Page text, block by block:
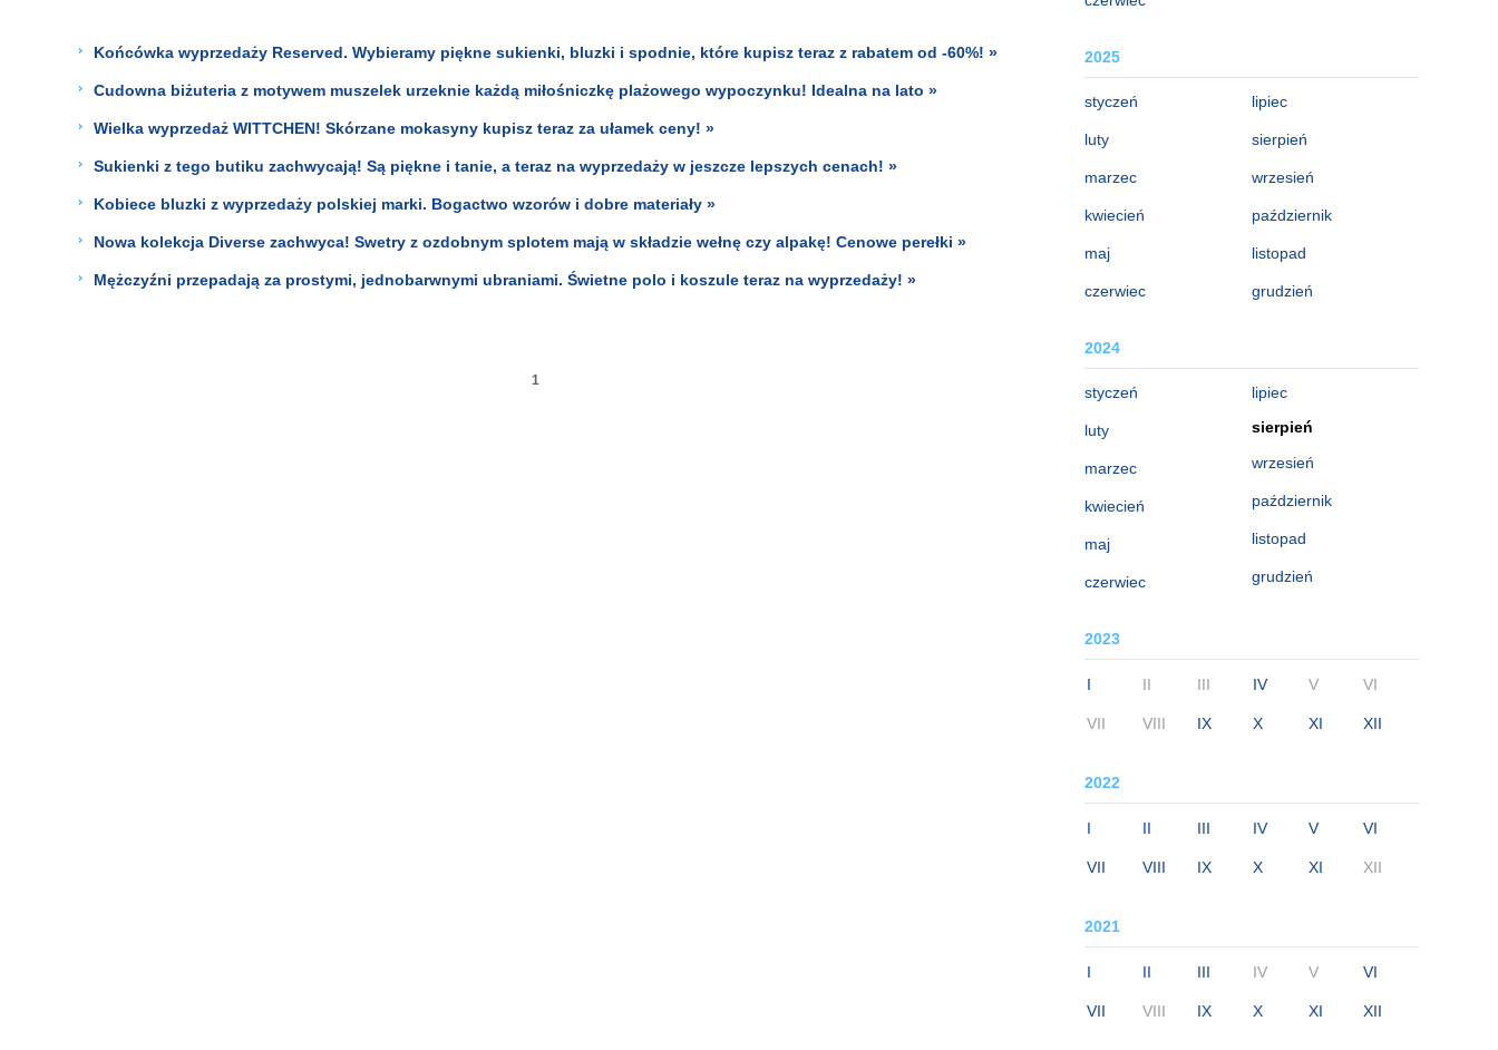
2025
styczeń
luty
marzec
kwiecień
maj
czerwiec
lipiec
sierpień
wrzesień
październik
listopad
grudzień
2024
styczeń
luty
marzec
kwiecień
maj
czerwiec
lipiec
sierpień
wrzesień
październik
listopad
grudzień
2023
I II III IV V VI
VII VIII IX X XI XII
2022
I II III IV V VI
VII VIII IX X XI XII
2021
I II III IV V VI
VII VIII IX X XI XII
Końcówka wyprzedaży Reserved. Wybieramy piękne sukienki, bluzki i spodnie, które kupisz teraz z rabatem od -60%! »
Cudowna biżuteria z motywem muszelek urzeknie każdą miłośniczkę plażowego wypoczynku! Idealna na lato »
Wielka wyprzedaż WITTCHEN! Skórzane mokasyny kupisz teraz za ułamek ceny! »
Sukienki z tego butiku zachwycają! Są piękne i tanie, a teraz na wyprzedaży w jeszcze lepszych cenach! »
Kobiece bluzki z wyprzedaży polskiej marki. Bogactwo wzorów i dobre materiały »
Nowa kolekcja Diverse zachwyca! Swetry z ozdobnym splotem mają w składzie wełnę czy alpakę! Cenowe perełki »
Mężczyźni przepadają za prostymi, jednobarwnymi ubraniami. Świetne polo i koszule teraz na wyprzedaży! »
1